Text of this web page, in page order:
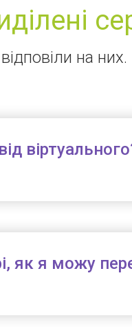
на них.
як я можу